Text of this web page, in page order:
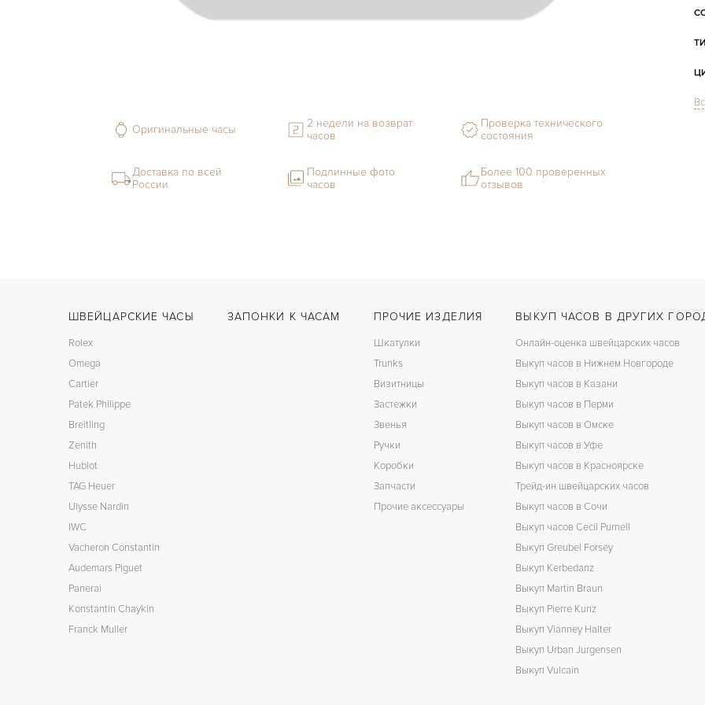
Оригинальные часы
2 недели на возврат
часов
Проверка технического
состояния
Доставка по всей
России
Подлинные фото
часов
Более 100 проверенных
отзывов
ШВЕЙЦАРСКИЕ ЧАСЫ
Rolex
Omega
Cartier
Patek Philippe
Breitling
Zenith
Hublot
TAG Heuer
Ulysse Nardin
IWC
Vacheron Constantin
Audemars Piguet
Panerai
Konstantin Chaykin
Franck Muller
ЗАПОНКИ К ЧАСАМ ПРОЧИЕ ИЗДЕЛИЯ
Шкатулки
Trunks
Визитницы
Застежки
Звенья
Ручки
Коробки
Запчасти
Прочие аксессуары
ВЫКУП ЧАСОВ В ДРУГИХ
Онлайн-оценка швейцарских часов
Выкуп часов в Нижнем Новгороде
Выкуп часов в Казани
Выкуп часов в Перми
Выкуп часов в Омске
Выкуп часов в Уфе
Выкуп часов в Красноярске
Трейд-ин швейцарских часов
Выкуп часов в Сочи
Выкуп часов Cecil Purnell
Выкуп Greubel Forsey
Выкуп Kerbedanz
Выкуп Martin Braun
Выкуп Pierre Kunz
Выкуп Vianney Halter
Выкуп Urban Jurgensen
Выкуп Vulcain